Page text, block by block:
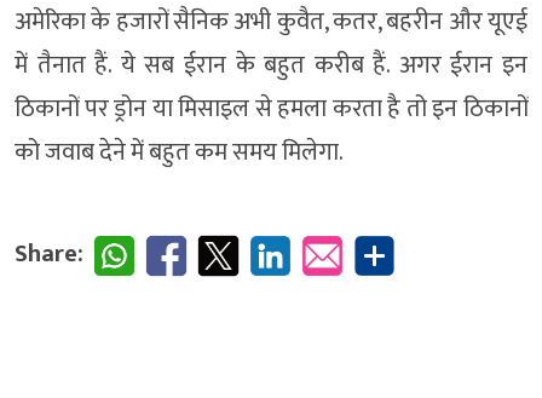
अमेरिका के हजारों सैनिक अभी कुवैत, कतर, बहरीन और यूएई
में तैनात हैं. ये सब ईरान के बहुत करीब हैं. अगर ईरान इन
ठिकानों पर ड्रोन या मिसाइल से हमला करता है तो इन ठिकानों
को जवाब देने में बहुत कम समय मिलेगा.
Share: